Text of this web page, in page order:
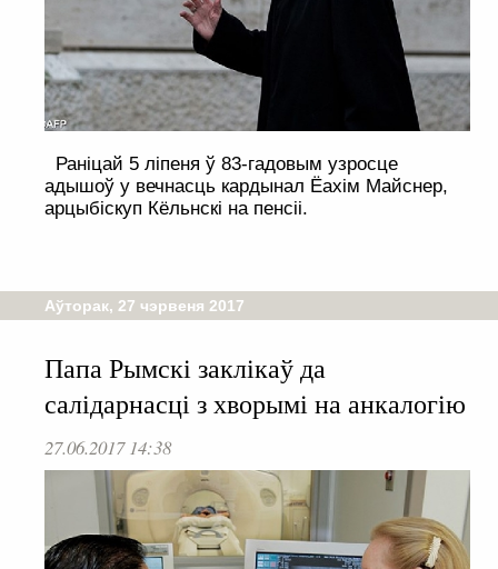
Раніцай 5 ліпеня ў 83-гадовым узросце
адышоў у вечнасць кардынал Ёахім Майснер,
арцыбіскуп Кёльнскі на пенсіі.
Аўторак, 27 чэрвеня 2017
Папа Рымскі заклікаў да
салідарнасці з хворымі на анкалогію
27.06.2017 14:38